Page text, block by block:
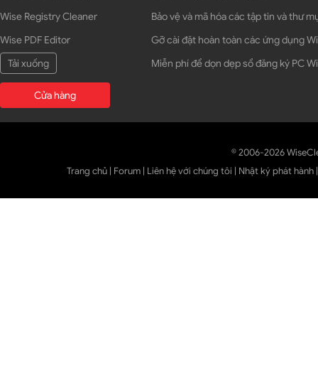
Wise Registry Cleaner
Wise PDF Editor
Tải xuống
Cửa hàng
Bảo vệ và mã hóa các tập tin và thư
Gỡ cài đặt hoàn toàn các ứng dụng
Miễn phí để dọn dẹp sổ đăng ký PC
© 2006-2026
Trang chủ | Forum | Liên hệ với chúng tôi | Nhật ký phát hành